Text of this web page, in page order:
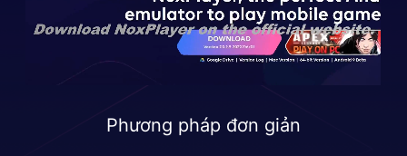
Phương pháp đơn giản